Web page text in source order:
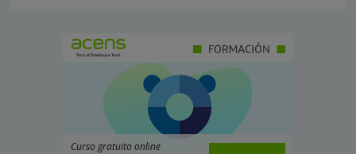
Curso gratuito online